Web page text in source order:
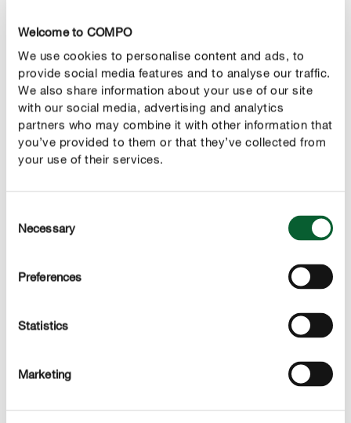
Welcome to COMPO
We use cookies to personalise content and ads, to
provide social media features and to analyse our traffic.
We also share information about your use of our site
with our social media, advertising and analytics
partners who may combine it with other information that
you’ve provided to them or that they’ve collected from
your use of their services.
Selection
Necessary
Preferences
Statistics
Marketing
buracos de plantação, para ajudar no desenvolvimento
das plantas. Depois de introduzir as roseiras, preencha
para já apenas dois terços dos buracos com substrato,
pressione-o e regue então as plantas. Assim que a água
tiver sido absorvida pela terra, pode encher o resto do
buraco de plantação com substrato até ao nível do solo.
Não se esqueça de regar regularmente após a
A nossa dica